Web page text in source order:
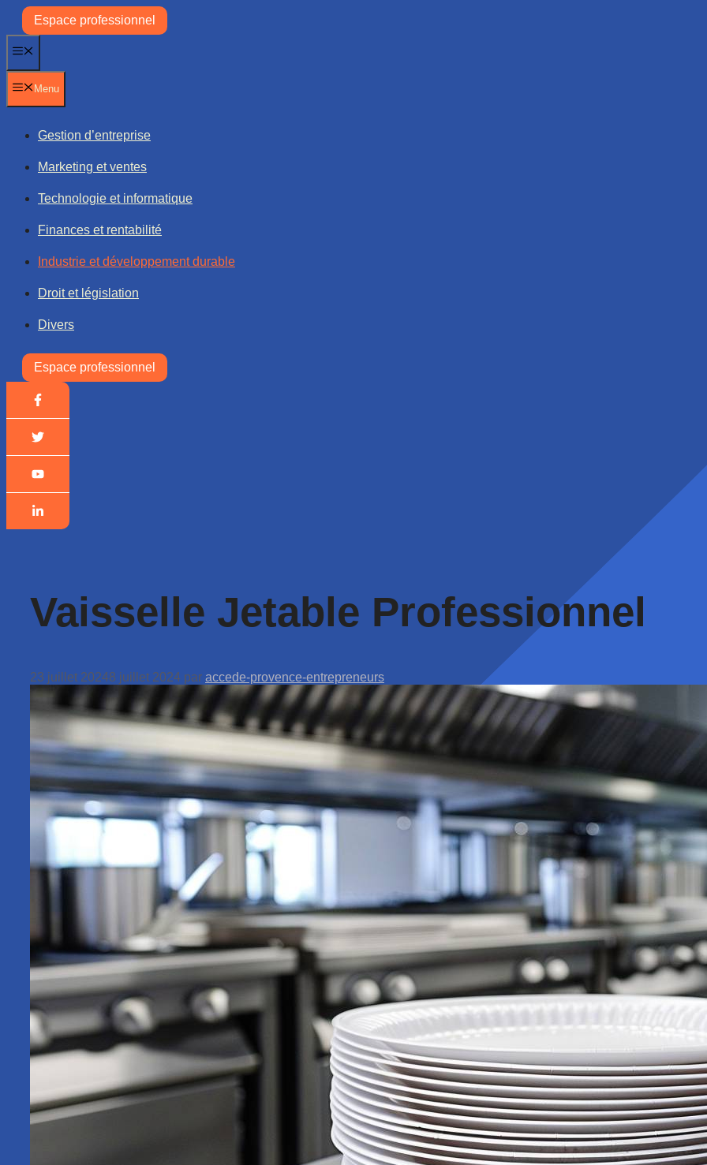
Aller
contenu
Espace professionnel
Menu
Gestion d’entreprise
Marketing et ventes
Technologie et informatique
Finances et rentabilité
Industrie et développement durable
Droit et législation
Divers
Espace professionnel
Vaisselle Jetable Professionnel
23 juillet 20248 juillet 2024 par accede-provence-entrepreneurs